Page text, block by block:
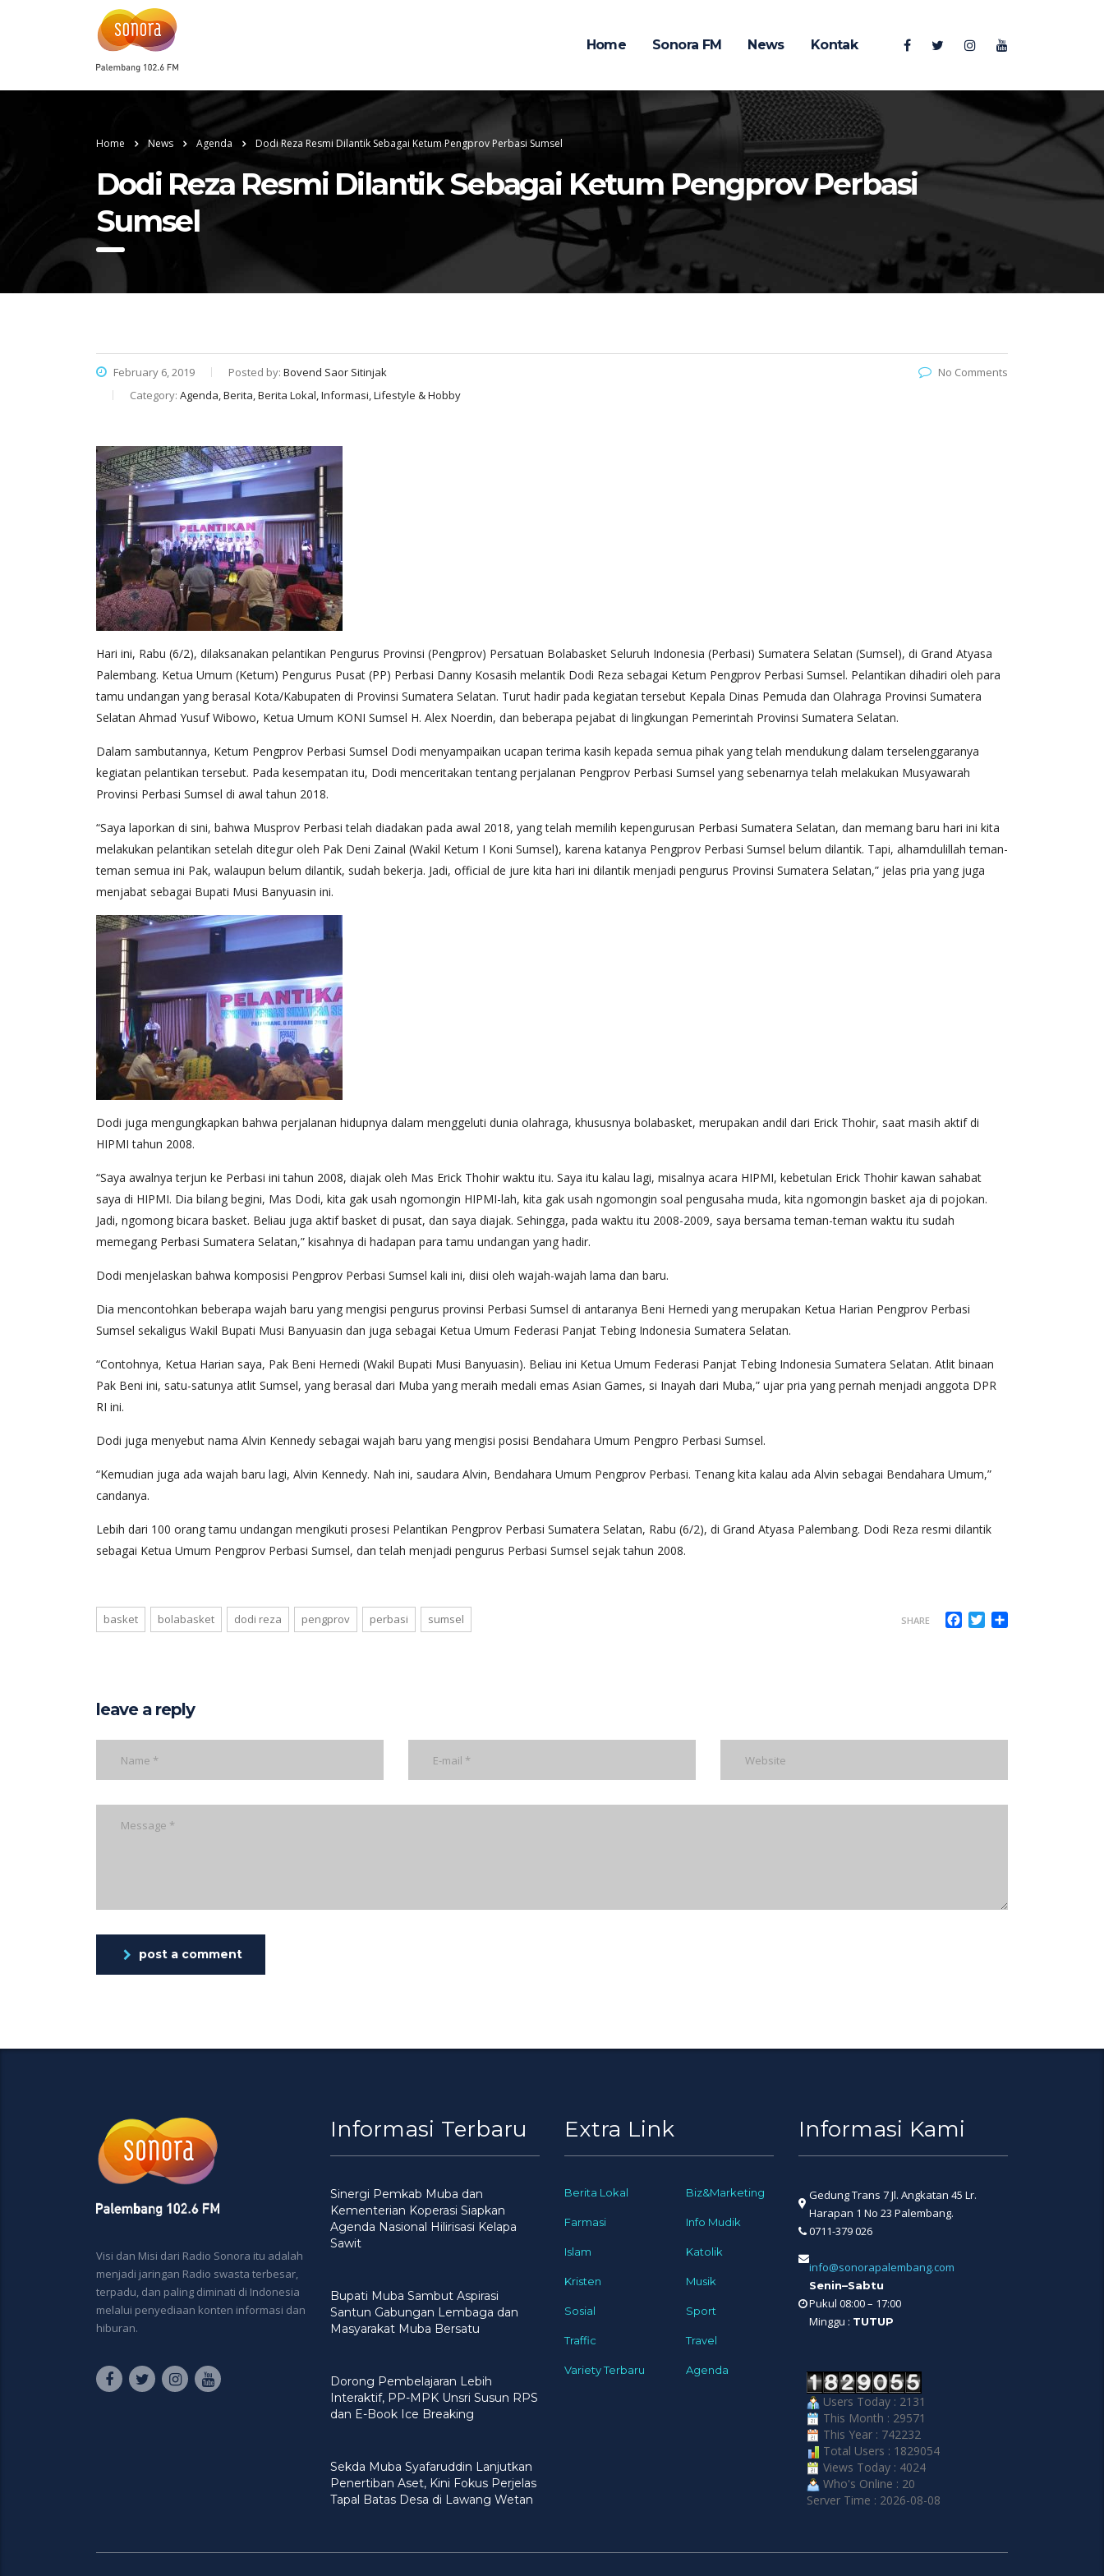
Home Sonora FM News Kontak
Home News Agenda Dodi Reza Resmi Dilantik Sebagai Ketum Pengprov Perbasi Sumsel
Dodi Reza Resmi Dilantik Sebagai Ketum Pengprov Perbasi
Sumsel
February 6, 2019 Posted by: Bovend Saor Sitinjak
Category: Agenda, Berita, Berita Lokal, Informasi, Lifestyle & Hobby
No Comments
Hari ini, Rabu (6/2), dilaksanakan pelantikan Pengurus Provinsi (Pengprov) Persatuan Bolabasket Seluruh Indonesia (Perbasi) Sumatera Selatan (Sumsel), di Grand Atyasa
Palembang. Ketua Umum (Ketum) Pengurus Pusat (PP) Perbasi Danny Kosasih melantik Dodi Reza sebagai Ketum Pengprov Perbasi Sumsel. Pelantikan dihadiri oleh para
tamu undangan yang berasal Kota/Kabupaten di Provinsi Sumatera Selatan. Turut hadir pada kegiatan tersebut Kepala Dinas Pemuda dan Olahraga Provinsi Sumatera
Selatan Ahmad Yusuf Wibowo, Ketua Umum KONI Sumsel H. Alex Noerdin, dan beberapa pejabat di lingkungan Pemerintah Provinsi Sumatera Selatan.
Dalam sambutannya, Ketum Pengprov Perbasi Sumsel Dodi menyampaikan ucapan terima kasih kepada semua pihak yang telah mendukung dalam terselenggaranya
kegiatan pelantikan tersebut. Pada kesempatan itu, Dodi menceritakan tentang perjalanan Pengprov Perbasi Sumsel yang sebenarnya telah melakukan Musyawarah
Provinsi Perbasi Sumsel di awal tahun 2018.
“Saya laporkan di sini, bahwa Musprov Perbasi telah diadakan pada awal 2018, yang telah memilih kepengurusan Perbasi Sumatera Selatan, dan memang baru hari ini kita
melakukan pelantikan setelah ditegur oleh Pak Deni Zainal (Wakil Ketum I Koni Sumsel), karena katanya Pengprov Perbasi Sumsel belum dilantik. Tapi, alhamdulillah teman-
teman semua ini Pak, walaupun belum dilantik, sudah bekerja. Jadi, official de jure kita hari ini dilantik menjadi pengurus Provinsi Sumatera Selatan,” jelas pria yang juga
menjabat sebagai Bupati Musi Banyuasin ini.
Dodi juga mengungkapkan bahwa perjalanan hidupnya dalam menggeluti dunia olahraga, khususnya bolabasket, merupakan andil dari Erick Thohir, saat masih aktif di
HIPMI tahun 2008.
“Saya awalnya terjun ke Perbasi ini tahun 2008, diajak oleh Mas Erick Thohir waktu itu. Saya itu kalau lagi, misalnya acara HIPMI, kebetulan Erick Thohir kawan sahabat
saya di HIPMI. Dia bilang begini, Mas Dodi, kita gak usah ngomongin HIPMI-lah, kita gak usah ngomongin soal pengusaha muda, kita ngomongin basket aja di pojokan.
Jadi, ngomong bicara basket. Beliau juga aktif basket di pusat, dan saya diajak. Sehingga, pada waktu itu 2008-2009, saya bersama teman-teman waktu itu sudah
memegang Perbasi Sumatera Selatan,” kisahnya di hadapan para tamu undangan yang hadir.
Dodi menjelaskan bahwa komposisi Pengprov Perbasi Sumsel kali ini, diisi oleh wajah-wajah lama dan baru.
Dia mencontohkan beberapa wajah baru yang mengisi pengurus provinsi Perbasi Sumsel di antaranya Beni Hernedi yang merupakan Ketua Harian Pengprov Perbasi
Sumsel sekaligus Wakil Bupati Musi Banyuasin dan juga sebagai Ketua Umum Federasi Panjat Tebing Indonesia Sumatera Selatan.
“Contohnya, Ketua Harian saya, Pak Beni Hernedi (Wakil Bupati Musi Banyuasin). Beliau ini Ketua Umum Federasi Panjat Tebing Indonesia Sumatera Selatan. Atlit binaan
Pak Beni ini, satu-satunya atlit Sumsel, yang berasal dari Muba yang meraih medali emas Asian Games, si Inayah dari Muba,” ujar pria yang pernah menjadi anggota DPR
RI ini.
Dodi juga menyebut nama Alvin Kennedy sebagai wajah baru yang mengisi posisi Bendahara Umum Pengpro Perbasi Sumsel.
“Kemudian juga ada wajah baru lagi, Alvin Kennedy. Nah ini, saudara Alvin, Bendahara Umum Pengprov Perbasi. Tenang kita kalau ada Alvin sebagai Bendahara Umum,”
candanya.
Lebih dari 100 orang tamu undangan mengikuti prosesi Pelantikan Pengprov Perbasi Sumatera Selatan, Rabu (6/2), di Grand Atyasa Palembang. Dodi Reza resmi dilantik
sebagai Ketua Umum Pengprov Perbasi Sumsel, dan telah menjadi pengurus Perbasi Sumsel sejak tahun 2008.
basket bolabasket dodi reza pengprov perbasi sumsel SHARE Facebook
Twitter
leave a reply
post a comment
Visi dan Misi dari Radio Sonora itu adalah
menjadi jaringan Radio swasta terbesar,
terpadu, dan paling diminati di Indonesia
melalui penyediaan konten informasi dan
hiburan.
Informasi Terbaru
Sinergi Pemkab Muba dan
Kementerian Koperasi Siapkan
Agenda Nasional Hilirisasi Kelapa
Sawit
Bupati Muba Sambut Aspirasi
Santun Gabungan Lembaga dan
Masyarakat Muba Bersatu
Dorong Pembelajaran Lebih
Interaktif, PP-MPK Unsri Susun RPS
dan E-Book Ice Breaking
Sekda Muba Syafaruddin Lanjutkan
Penertiban Aset, Kini Fokus Perjelas
Tapal Batas Desa di Lawang Wetan
Extra Link
Berita Lokal Biz&Marketing
Farmasi Info Mudik
Islam Katolik
Kristen Musik
Sosial Sport
Traffic Travel
Variety Terbaru Agenda
Informasi Kami
Gedung Trans 7 Jl. Angkatan 45 Lr.
Harapan 1 No 23 Palembang.
0711-379 026
info@sonorapalembang.com
Senin–Sabtu
Pukul 08:00 – 17:00
Minggu : TUTUP
Users Today : 2131
This Month : 29571
This Year : 742232
Total Users : 1829054
Views Today : 4024
Who's Online : 20
Server Time : 2026-08-08